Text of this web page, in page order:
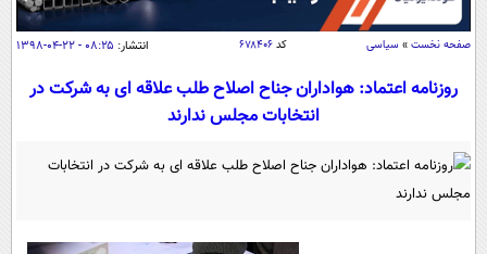
اقتصاد
اقتصادی
خودرو
جامعه
اجتماعی
حوادث
ورزشی
بین الملل
صفحه نخست » سیاسی کد۶۷۸۴۰۶ انتشار: ۰۸:۲۵ - ۲۲-۰۴-۱۳۹۸
روزنامه اعتماد: هواداران جناح اصلاح طلب علاقه ای به شرکت در
انتخابات مجلس ندارند